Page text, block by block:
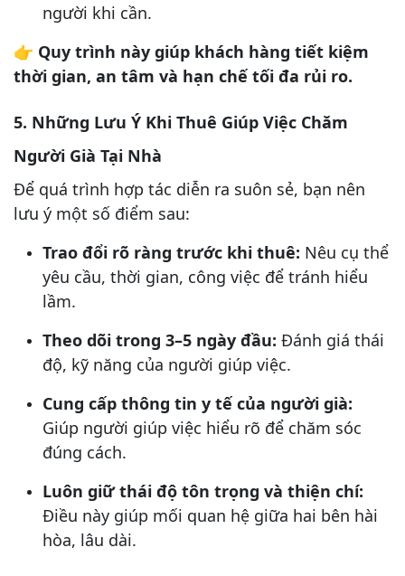
người khi cần.
👉 Quy trình này giúp khách hàng tiết kiệm
thời gian, an tâm và hạn chế tối đa rủi ro.
5. Những Lưu Ý Khi Thuê Giúp Việc Chăm
Người Già Tại Nhà
Để quá trình hợp tác diễn ra suôn sẻ, bạn nên
lưu ý một số điểm sau:
Trao đổi rõ ràng trước khi thuê: Nêu cụ thể
yêu cầu, thời gian, công việc để tránh hiểu
lầm.
Theo dõi trong 3–5 ngày đầu: Đánh giá thái
độ, kỹ năng của người giúp việc.
Cung cấp thông tin y tế của người già:
Giúp người giúp việc hiểu rõ để chăm sóc
đúng cách.
Luôn giữ thái độ tôn trọng và thiện chí:
Điều này giúp mối quan hệ giữa hai bên hài
hòa, lâu dài.